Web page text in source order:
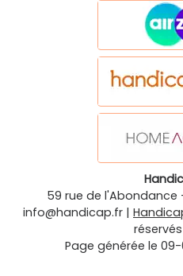
59 rue de l'Abondance
info@handicap.fr |
Page générée le 09-